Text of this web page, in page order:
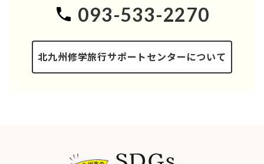
093-533-2270
北九州修学旅行サポートセンターについて